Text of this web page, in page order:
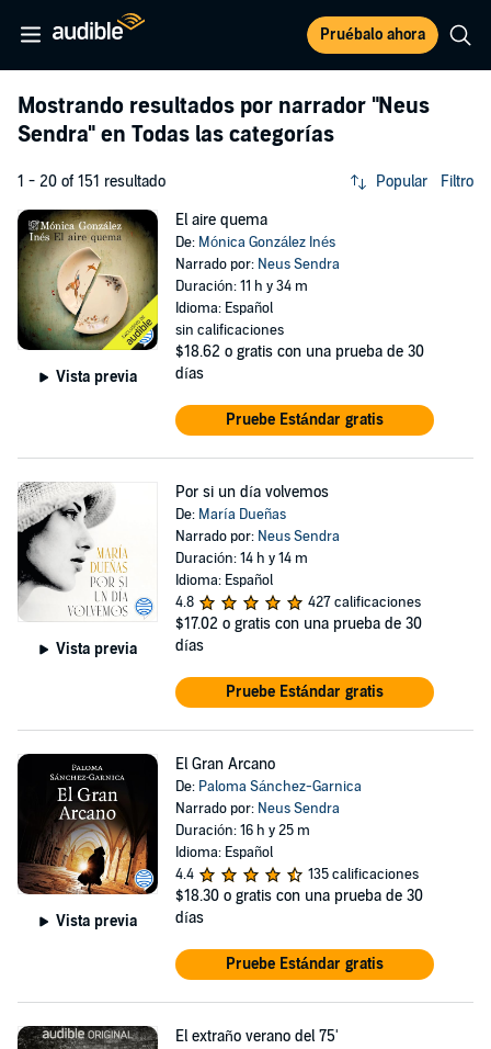
Pruébalo ahora
Mostrando resultados por narrador "Neus
Sendra" en Todas las categorías
1 - 20 of 151 resultado Popular Filtro
Vista previa
El aire quema
De: Mónica González Inés
Narrado por: Neus Sendra
Duración: 11 h y 34 m
Idioma: Español
sin calificaciones
$18.62 o gratis con una prueba de 30
días
Pruebe Estándar gratis
Vista previa
Por si un día volvemos
De: María Dueñas
Narrado por: Neus Sendra
Duración: 14 h y 14 m
Idioma: Español
4.8
427 calificaciones
$17.02 o gratis con una prueba de 30
días
Pruebe Estándar gratis
Vista previa
El Gran Arcano
De: Paloma Sánchez-Garnica
Narrado por: Neus Sendra
Duración: 16 h y 25 m
Idioma: Español
4.4
135 calificaciones
$18.30 o gratis con una prueba de 30
días
Pruebe Estándar gratis
El extraño verano del 75'